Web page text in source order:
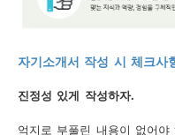
자기소개서 작성 시 체크사
진정성 있게 작성하자.
억지로 부풀린 내용이 없어
업